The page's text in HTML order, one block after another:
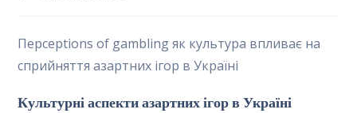
entrada:
Перceptions of gambling як культура впливає на
сприйняття азартних ігор в Україні
Культурні аспекти азартних ігор в Україні